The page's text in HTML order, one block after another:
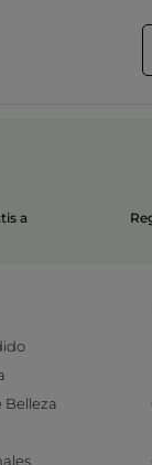
a
Belleza